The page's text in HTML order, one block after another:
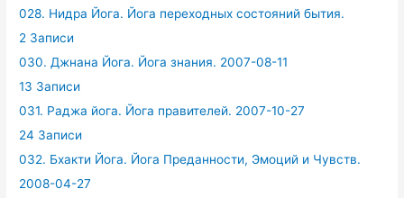
028. Нидра Йога. Йога переходных состояний бытия.
2 Записи
030. Джнана Йога. Йога знания. 2007-08-11
13 Записи
031. Раджа йога. Йога правителей. 2007-10-27
24 Записи
032. Бхакти Йога. Йога Преданности, Эмоций и Чувств.
2008-04-27